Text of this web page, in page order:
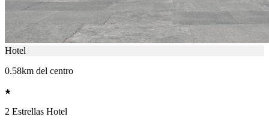
Hotel
0.58km del centro
2 Estrellas Hotel